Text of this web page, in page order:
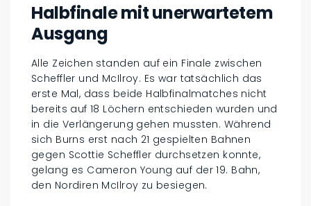
Halbfinale mit unerwartetem
Ausgang
Alle Zeichen standen auf ein Finale zwischen
Scheffler und McIlroy. Es war tatsächlich das
erste Mal, dass beide Halbfinalmatches nicht
bereits auf 18 Löchern entschieden wurden und
in die Verlängerung gehen mussten. Während
sich Burns erst nach 21 gespielten Bahnen
gegen Scottie Scheffler durchsetzen konnte,
gelang es Cameron Young auf der 19. Bahn,
den Nordiren McIlroy zu besiegen.